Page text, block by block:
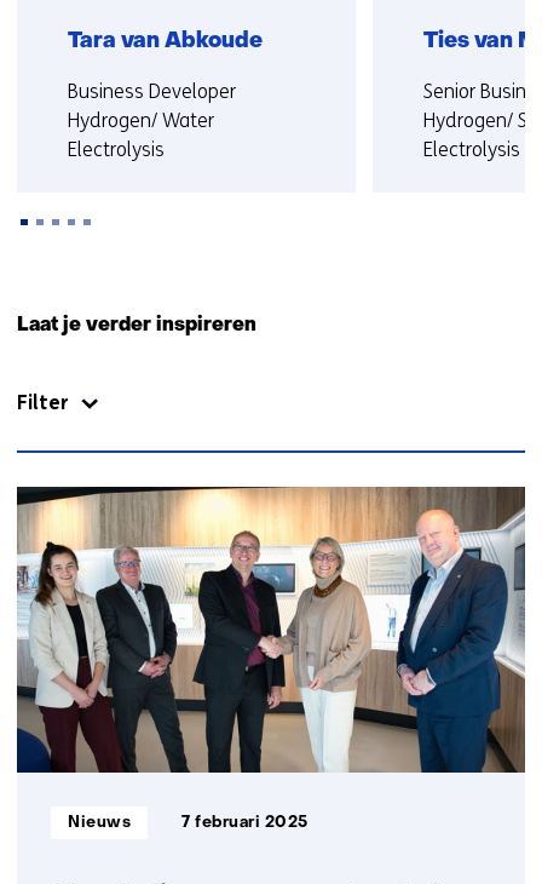
Tara van Abkoude
Functie:
Business Developer
Hydrogen/ Water
Electrolysis
Ties van
Functie:
Senior
Hydrogen/
Electrolysis
op)
Laat je verder inspireren
Filter
25
resultaten,
getoond
1
t/m
5
Informatietype:
Nieuws 7 februari 2025